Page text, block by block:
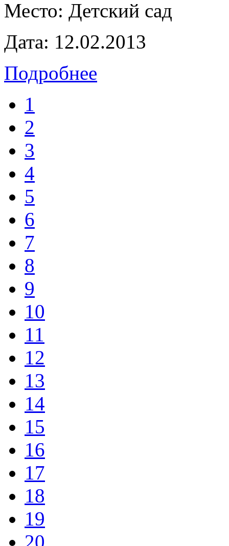
Место: Детский сад
Дата: 12.02.2013
Подробнее
1
2
3
4
5
6
7
8
9
10
11
12
13
14
15
16
17
18
19
20